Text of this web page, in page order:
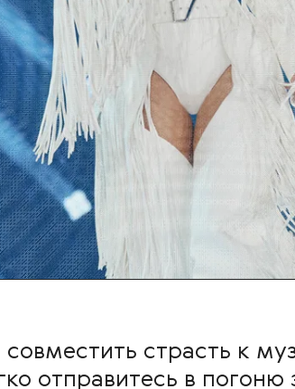
страсть к
отправитесь в